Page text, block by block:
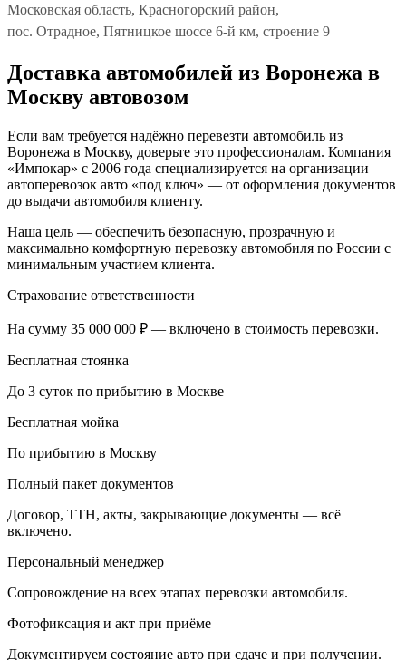
Московская область, Красногорский район,
пос. Отрадное, Пятницкое шоссе 6-й км, строение 9
Доставка автомобилей из Воронежа в
Москву автовозом
Если вам требуется надёжно перевезти автомобиль из
Воронежа в Москву, доверьте это профессионалам. Компания
«Импокар» с 2006 года специализируется на организации
автоперевозок авто «под ключ» — от оформления документов
до выдачи автомобиля клиенту.
Наша цель — обеспечить безопасную, прозрачную и
максимально комфортную перевозку автомобиля по России с
минимальным участием клиента.
Страхование ответственности
На сумму 35 000 000 ₽ — включено в стоимость перевозки.
Бесплатная стоянка
До 3 суток по прибытию в Москве
Бесплатная мойка
По прибытию в Москву
Полный пакет документов
Договор, ТТН, акты, закрывающие документы — всё
включено.
Персональный менеджер
Сопровождение на всех этапах перевозки автомобиля.
Фотофиксация и акт при приёме
Документируем состояние авто при сдаче и при получении.